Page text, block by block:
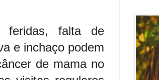
feridas, falta de
e inchaço podem
de mama no